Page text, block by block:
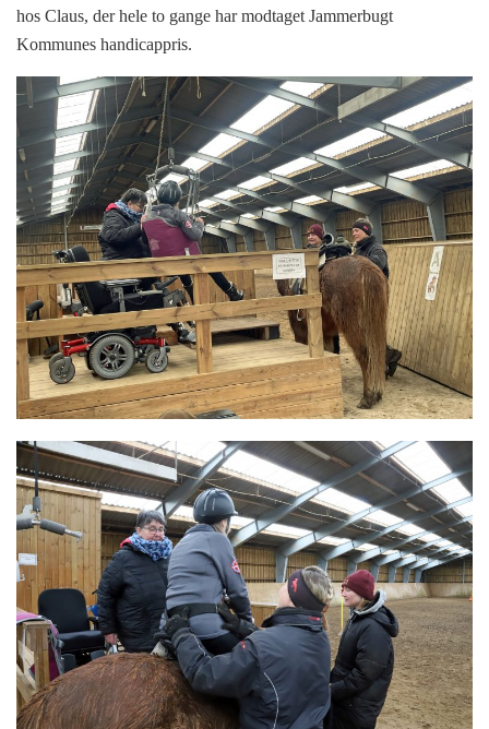
hos Claus, der hele to gange har modtaget Jammerbugt
Kommunes handicappris.